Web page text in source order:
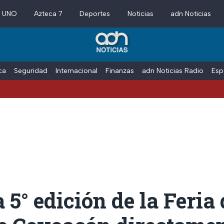
Azteca 7 Deportes Noticias adn Noticias
Seguridad Internacional Finanzas adn Noticias Radio
5° edición de la Feria